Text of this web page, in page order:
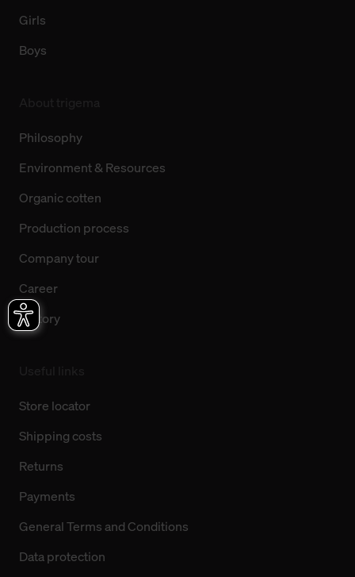
Girls
Boys
Philosophy
Environment & Resources
Organic cotten
Production process
Company tour
Career
History
Store locator
Shipping costs
Returns
Payments
General Terms and Conditions
Data protection